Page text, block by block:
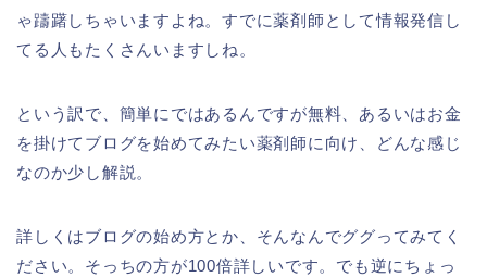
ゃ躊躇しちゃいますよね。すでに薬剤師として情報発信し
てる人もたくさんいますしね。
という訳で、簡単にではあるんですが無料、あるいはお金
を掛けてブログを始めてみたい薬剤師に向け、どんな感じ
なのか少し解説。
詳しくはブログの始め方とか、そんなんでググってみてく
ださい。そっちの方が100倍詳しいです。でも逆にちょっ